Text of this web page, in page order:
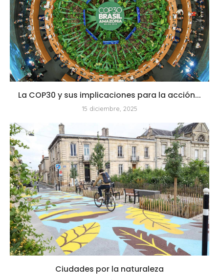
La COP30 y sus implicaciones para la acción...
15 diciembre, 2025
Ciudades por la naturaleza